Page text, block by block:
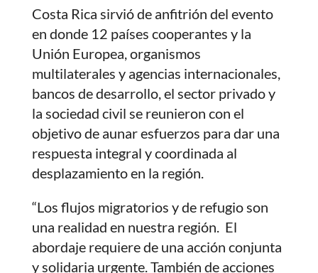
Costa Rica sirvió de anfitrión del evento
en donde 12 países cooperantes y la
Unión Europea, organismos
multilaterales y agencias internacionales,
bancos de desarrollo, el sector privado y
la sociedad civil se reunieron con el
objetivo de aunar esfuerzos para dar una
respuesta integral y coordinada al
desplazamiento en la región.
“Los flujos migratorios y de refugio son
una realidad en nuestra región. El
abordaje requiere de una acción conjunta
y solidaria urgente. También de acciones